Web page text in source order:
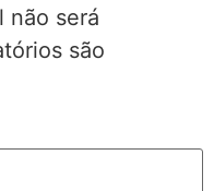
não será
são